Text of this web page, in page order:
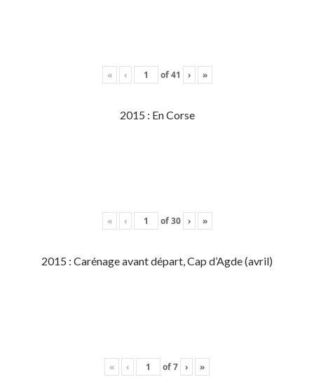
« ‹ of41 › »
2015 : En Corse
« ‹ of30 › »
2015 : Carénage avant départ, Cap d’Agde (avril)
« ‹ of7 › »